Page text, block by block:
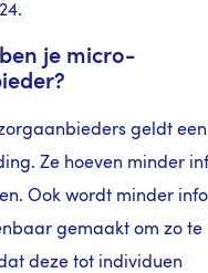
je micro-
geldt
Ze hoeven minder
Ook wordt minder
gemaakt om zo te
deze tot individuen